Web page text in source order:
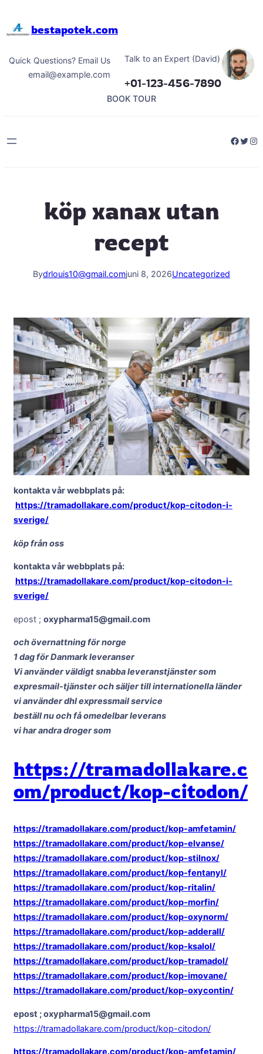
bestapotek.com
Quick Questions? Email Us
email@example.com
Talk to an Expert (David)
+01-123-456-7890
BOOK TOUR
köp xanax utan
recept
Bydrlouis10@gmail.comjuni 8, 2026Uncategorized
kontakta vår webbplats på:
https://tramadollakare.com/product/kop-citodon-i-
sverige/
köp från oss
kontakta vår webbplats på:
https://tramadollakare.com/product/kop-citodon-i-
sverige/
epost ; oxypharma15@gmail.com
och övernattning för norge
1 dag för Danmark leveranser
Vi använder väldigt snabba leveranstjänster som
expresmail-tjänster och säljer till internationella länder
vi använder dhl expressmail service
beställ nu och få omedelbar leverans
vi har andra droger som
https://tramadollakare.c
om/product/kop-citodon/
https://tramadollakare.com/product/kop-amfetamin/
https://tramadollakare.com/product/kop-elvanse/
https://tramadollakare.com/product/kop-stilnox/
https://tramadollakare.com/product/kop-fentanyl/
https://tramadollakare.com/product/kop-ritalin/
https://tramadollakare.com/product/kop-morfin/
https://tramadollakare.com/product/kop-oxynorm/
https://tramadollakare.com/product/kop-adderall/
https://tramadollakare.com/product/kop-ksalol/
https://tramadollakare.com/product/kop-tramadol/
https://tramadollakare.com/product/kop-imovane/
https://tramadollakare.com/product/kop-oxycontin/
epost ; oxypharma15@gmail.com
https://tramadollakare.com/product/kop-citodon/